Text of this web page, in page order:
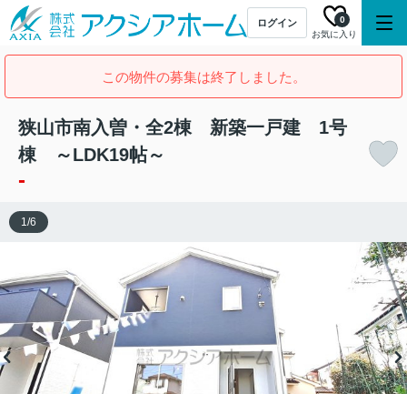
ログイン
お気に入り
0
この物件の募集は終了しました。
狭山市南入曽・全2棟 新築一戸建 1号
棟 ～LDK19帖～
-
1/6